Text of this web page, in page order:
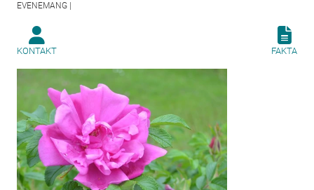
EVENEMANG |
KONTAKT FAKTA